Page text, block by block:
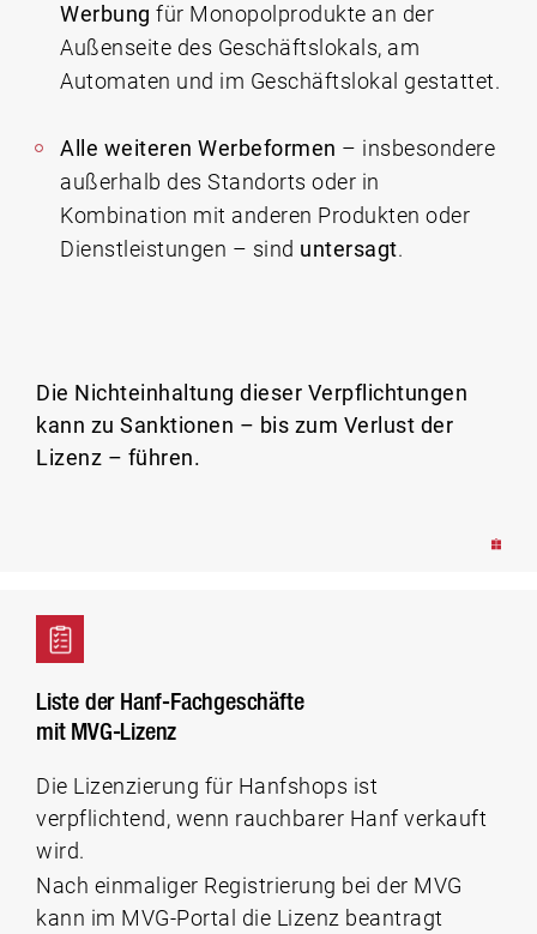
Werbung für Monopolprodukte an der
Außenseite des Geschäftslokals, am
Automaten und im Geschäftslokal gestattet.
Alle weiteren Werbeformen – insbesondere
außerhalb des Standorts oder in
Kombination mit anderen Produkten oder
Dienstleistungen – sind untersagt.
Die Nichteinhaltung dieser Verpflichtungen
kann zu Sanktionen – bis zum Verlust der
Lizenz – führen.
Liste der Hanf-Fachgeschäfte
mit MVG-Lizenz
Die Lizenzierung für Hanfshops ist
verpflichtend, wenn rauchbarer Hanf verkauft
wird.
Nach einmaliger Registrierung bei der MVG
kann im MVG-Portal die Lizenz beantragt